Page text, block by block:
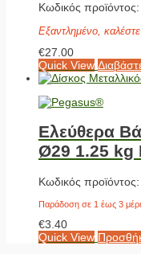
Κωδικός προϊόντος:
Εξαντλημένο, καλέστε
€27.00
Quick View
Ελεύθερα
Ø29 1.25 kg
Κωδικός προϊόντος:
Παράδοση σε 1 έως 3
€3.40
Quick View